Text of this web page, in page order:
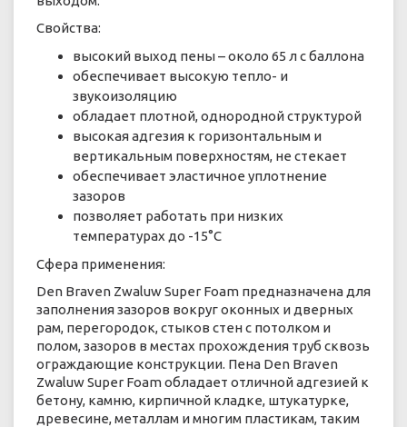
Свойства:
высокий выход пены – около 65 л с баллона
обеспечивает высокую тепло- и
звукоизоляцию
обладает плотной, однородной структурой
высокая адгезия к горизонтальным и
вертикальным поверхностям, не стекает
обеспечивает эластичное уплотнение
зазоров
позволяет работать при низких
температурах до -15°С
Сфера применения:
Den Braven Zwaluw Super Foam предназначена для
заполнения зазоров вокруг оконных и дверных
рам, перегородок, стыков стен с потолком и
полом, зазоров в местах прохождения труб сквозь
ограждающие конструкции. Пена Den Braven
Zwaluw Super Foam обладает отличной адгезией к
бетону, камню, кирпичной кладке, штукатурке,
древесине, металлам и многим пластикам, таким